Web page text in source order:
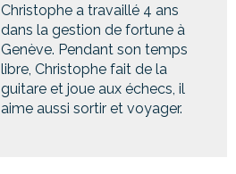
Christophe a travaillé 4 ans
dans la gestion de fortune à
Genève. Pendant son temps
libre, Christophe fait de la
guitare et joue aux échecs, il
aime aussi sortir et voyager.